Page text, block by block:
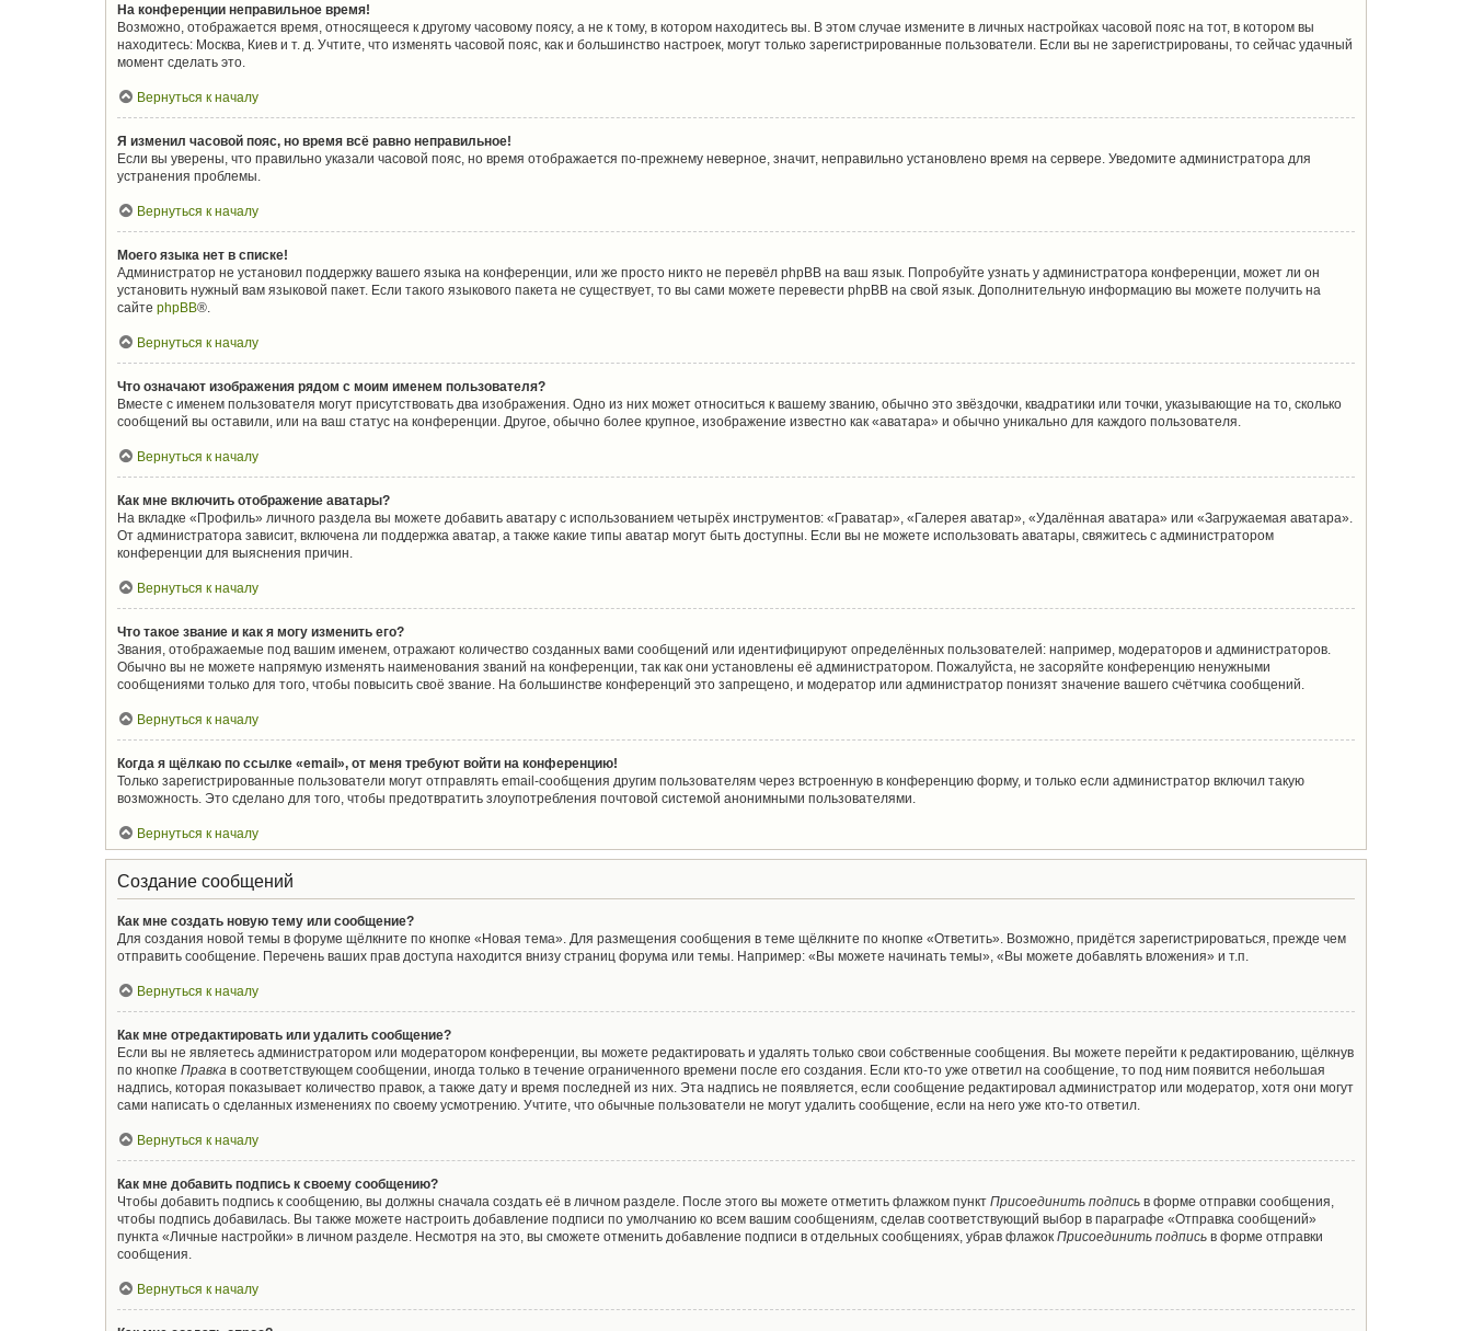
На конференции неправильное время!
Возможно, отображается время, относящееся к другому часовому поясу, а не к тому, в котором находитесь вы. В этом случае измените в личных настройках часовой пояс на тот, в котором вы
находитесь: Москва, Киев и т. д. Учтите, что изменять часовой пояс, как и большинство настроек, могут только зарегистрированные пользователи. Если вы не зарегистрированы, то сейчас удачный
момент сделать это.
Вернуться к началу
Я изменил часовой пояс, но время всё равно неправильное!
Если вы уверены, что правильно указали часовой пояс, но время отображается по-прежнему неверное, значит, неправильно установлено время на сервере. Уведомите администратора для
устранения проблемы.
Вернуться к началу
Моего языка нет в списке!
Администратор не установил поддержку вашего языка на конференции, или же просто никто не перевёл phpBB на ваш язык. Попробуйте узнать у администратора конференции, может ли он
установить нужный вам языковой пакет. Если такого языкового пакета не существует, то вы сами можете перевести phpBB на свой язык. Дополнительную информацию вы можете получить на
сайте phpBB®.
Вернуться к началу
Что означают изображения рядом с моим именем пользователя?
Вместе с именем пользователя могут присутствовать два изображения. Одно из них может относиться к вашему званию, обычно это звёздочки, квадратики или точки, указывающие на то, сколько
сообщений вы оставили, или на ваш статус на конференции. Другое, обычно более крупное, изображение известно как «аватара» и обычно уникально для каждого пользователя.
Вернуться к началу
Как мне включить отображение аватары?
На вкладке «Профиль» личного раздела вы можете добавить аватару с использованием четырёх инструментов: «Граватар», «Галерея аватар», «Удалённая аватара» или «Загружаемая аватара».
От администратора зависит, включена ли поддержка аватар, а также какие типы аватар могут быть доступны. Если вы не можете использовать аватары, свяжитесь с администратором
конференции для выяснения причин.
Вернуться к началу
Что такое звание и как я могу изменить его?
Звания, отображаемые под вашим именем, отражают количество созданных вами сообщений или идентифицируют определённых пользователей: например, модераторов и администраторов.
Обычно вы не можете напрямую изменять наименования званий на конференции, так как они установлены её администратором. Пожалуйста, не засоряйте конференцию ненужными
сообщениями только для того, чтобы повысить своё звание. На большинстве конференций это запрещено, и модератор или администратор понизят значение вашего счётчика сообщений.
Вернуться к началу
Когда я щёлкаю по ссылке «email», от меня требуют войти на конференцию!
Только зарегистрированные пользователи могут отправлять email-сообщения другим пользователям через встроенную в конференцию форму, и только если администратор включил такую
возможность. Это сделано для того, чтобы предотвратить злоупотребления почтовой системой анонимными пользователями.
Вернуться к началу
Создание сообщений
Как мне создать новую тему или сообщение?
Для создания новой темы в форуме щёлкните по кнопке «Новая тема». Для размещения сообщения в теме щёлкните по кнопке «Ответить». Возможно, придётся зарегистрироваться, прежде чем
отправить сообщение. Перечень ваших прав доступа находится внизу страниц форума или темы. Например: «Вы можете начинать темы», «Вы можете добавлять вложения» и т.п.
Вернуться к началу
Как мне отредактировать или удалить сообщение?
Если вы не являетесь администратором или модератором конференции, вы можете редактировать и удалять только свои собственные сообщения. Вы можете перейти к редактированию, щёлкнув
по кнопке Правка в соответствующем сообщении, иногда только в течение ограниченного времени после его создания. Если кто-то уже ответил на сообщение, то под ним появится небольшая
надпись, которая показывает количество правок, а также дату и время последней из них. Эта надпись не появляется, если сообщение редактировал администратор или модератор, хотя они могут
сами написать о сделанных изменениях по своему усмотрению. Учтите, что обычные пользователи не могут удалить сообщение, если на него уже кто-то ответил.
Вернуться к началу
Как мне добавить подпись к своему сообщению?
Чтобы добавить подпись к сообщению, вы должны сначала создать её в личном разделе. После этого вы можете отметить флажком пункт Присоединить подпись в форме отправки сообщения,
чтобы подпись добавилась. Вы также можете настроить добавление подписи по умолчанию ко всем вашим сообщениям, сделав соответствующий выбор в параграфе «Отправка сообщений»
пункта «Личные настройки» в личном разделе. Несмотря на это, вы сможете отменить добавление подписи в отдельных сообщениях, убрав флажок Присоединить подпись в форме отправки
сообщения.
Вернуться к началу